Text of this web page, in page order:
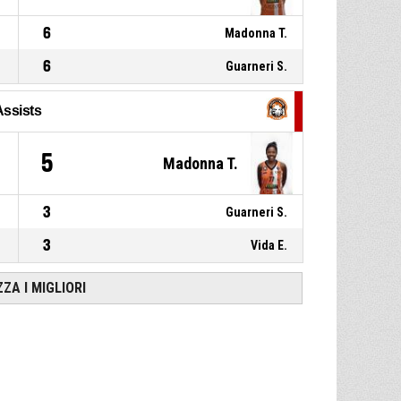
6 Madonna T.
6 Guarneri S.
5 Madonna T.
3 Guarneri S.
3 Vida E.
I MIGLIORI